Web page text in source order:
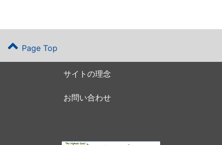
Page Top
サイトの理念
お問い合わせ